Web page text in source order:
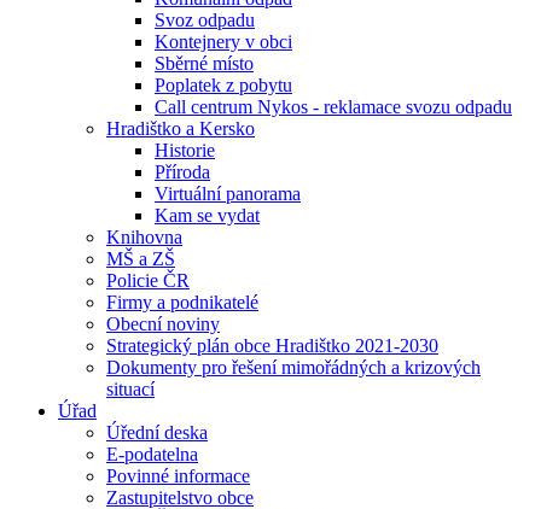
Svoz odpadu
Kontejnery v obci
Sběrné místo
Poplatek z pobytu
Call centrum Nykos - reklamace svozu odpadu
Hradištko a Kersko
Historie
Příroda
Virtuální panorama
Kam se vydat
Knihovna
MŠ a ZŠ
Policie ČR
Firmy a podnikatelé
Obecní noviny
Strategický plán obce Hradištko 2021-2030
Dokumenty pro řešení mimořádných a krizových
situací
Úřad
Úřední deska
E-podatelna
Povinné informace
Zastupitelstvo obce